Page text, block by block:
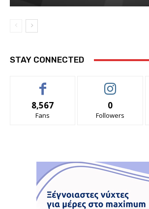
STAY CONNECTED
8,567
Fans
0
Followers